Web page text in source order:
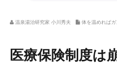
温泉湯治研究家 小川秀夫 体を温めれば
医療保険制度は